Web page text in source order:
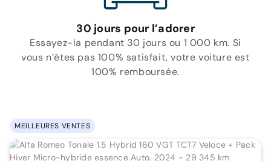
30 jours pour l’adorer
Essayez-la pendant 30 jours ou 1 000 km. Si
vous n’êtes pas 100% satisfait, votre voiture est
100% remboursée.
MEILLEURES VENTES